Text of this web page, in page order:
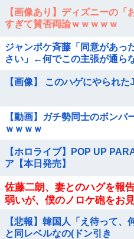
【画像あり】ディズニーの
すぎて賛否両論ｗｗｗｗｗ
ジャンポケ斉藤「同意があっ
さい」←何でこの主張が通ら
【画像】 このハゲにやられ
【動画】ガチ勢同士のボンバ
ｗｗｗｗ
【ホロライブ】POP UP
ア【本日発売】
佐藤二朗、妻とのハグを報
弱いが、僕のノロケ砲をお
【悲報】韓国人「え待って
と同レベルなの(ドン引き